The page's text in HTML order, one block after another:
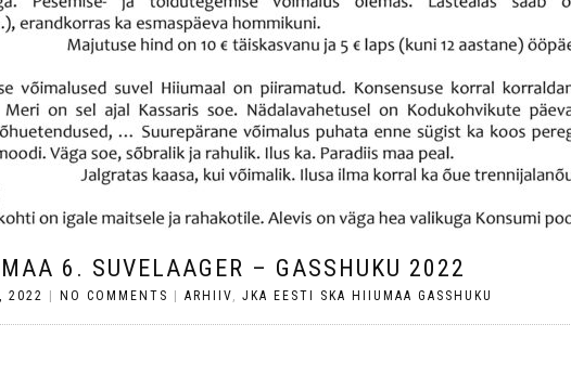
6. SUVELAAGER – GASSHUKU 2022
2022 NO COMMENTS ARHIIV, JKA EESTI SKA HIIUMAA GASSHUKU